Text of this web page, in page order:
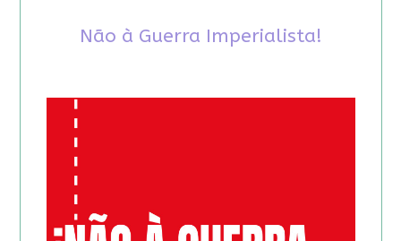
Não à Guerra Imperialista!